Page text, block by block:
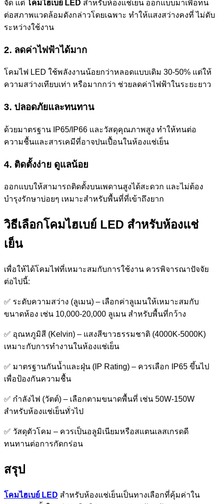
จัด แต่ โคมไฮเบย์ LED สำหรับห้องแช่เย็น ออกแบบมาเพื่อทน
ต่อสภาพแวดล้อมดังกล่าวโดยเฉพาะ ทำให้แสงสว่างคงที่ ไม่ดับ
ระหว่างใช้งาน
2. ลดค่าไฟฟ้าได้มาก
โคมไฟ LED ใช้พลังงานน้อยกว่าหลอดแบบเดิม 30-50% แต่ให้
ความสว่างเทียบเท่า หรือมากกว่า ช่วยลดค่าไฟฟ้าในระยะยาว
3. ปลอดภัยและทนทาน
ด้วยมาตรฐาน IP65/IP66 และวัสดุคุณภาพสูง ทำให้ทนต่อ
ความชื้นและสารเคมีที่อาจปนเปื้อนในห้องแช่เย็น
4. ติดตั้งง่าย ดูแลน้อย
ออกแบบให้สามารถติดตั้งบนเพดานสูงได้สะดวก และไม่ต้อง
บำรุงรักษาบ่อยๆ เหมาะสำหรับพื้นที่ที่เข้าถึงยาก
วิธีเลือกโคมไฮเบย์ LED สำหรับห้องแช่
เย็น
เพื่อให้ได้โคมไฟที่เหมาะสมกับการใช้งาน ควรพิจารณาปัจจัย
ต่อไปนี้:
✅ ระดับความสว่าง (ลูเมน) – เลือกค่าลูเมนให้เหมาะสมกับ
ขนาดห้อง เช่น 10,000-20,000 ลูเมน สำหรับพื้นที่กว้าง
✅ อุณหภูมิสี (Kelvin) – แสงสีขาวธรรมชาติ (4000K-5000K)
เหมาะกับการทำงานในห้องแช่เย็น
✅ มาตรฐานกันน้ำและฝุ่น (IP Rating) – ควรเลือก IP65 ขึ้นไป
เพื่อป้องกันความชื้น
✅ กำลังไฟ (วัตต์) – เลือกตามขนาดพื้นที่ เช่น 50W-150W
สำหรับห้องแช่เย็นทั่วไป
✅ วัสดุตัวโคม – ควรเป็นอลูมิเนียมหรือสแตนเลสเกรดดี
ทนทานต่อการกัดกร่อน
สรุป
โคมไฮเบย์ LED สำหรับห้องแช่เย็นเป็นทางเลือกที่คุ้มค่าใน